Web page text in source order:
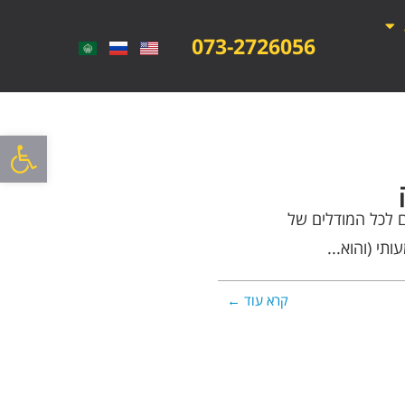
פתח
073-2726056
לכל המודלים של
(והוא...
קרא עוד ←